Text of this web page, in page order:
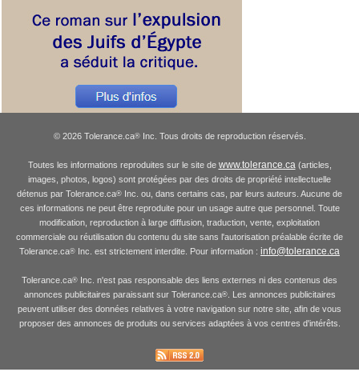
© 2026 Tolerance.ca®Inc. Tous droits de reproduction réservés.
Toutes les informations reproduites sur le site de www.tolerance.ca (articles,
images, photos, logos) sont protégées par des droits de propriété intellectuelle
détenus par Tolerance.ca® Inc. ou, dans certains cas, par leurs auteurs. Aucune de
ces informations ne peut être reproduite pour un usage autre que personnel. Toute
modification, reproduction à large diffusion, traduction, vente, exploitation
commerciale ou réutilisation du contenu du site sans l'autorisation préalable écrite de
Tolerance.ca® Inc. est strictement interdite. Pour information : info@tolerance.ca
Tolerance.ca® Inc. n'est pas responsable des liens externes ni des contenus des
annonces publicitaires paraissant sur Tolerance.ca®. Les annonces publicitaires
peuvent utiliser des données relatives à votre navigation sur notre site, afin de vous
proposer des annonces de produits ou services adaptées à vos centres d'intérêts.